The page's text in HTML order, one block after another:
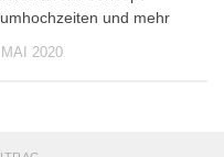
und mehr
2020